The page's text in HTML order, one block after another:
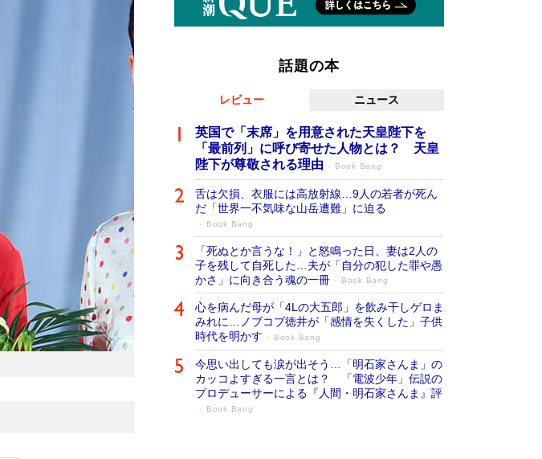
話題の本
レビュー ニュース
英国で「末席」を用意された天皇陛下を
「最前列」に呼び寄せた人物とは？ 天皇
陛下が尊敬される理由
Book Bang
舌は欠損、衣服には高放射線…9人の若者が死ん
だ「世界一不気味な山岳遭難」に迫る
Book Bang
「死ぬとか言うな！」と怒鳴った日、妻は2人の
子を残して自死した…夫が「自分の犯した罪や愚
かさ」に向き合う魂の一冊
Book Bang
心を病んだ母が「4Lの大五郎」を飲み干しゲロま
みれに…ノブコブ徳井が「感情を失くした」子供
時代を明かす
Book Bang
今思い出しても涙が出そう…「明石家さんま」の
カッコよすぎる一言とは？ 「電波少年」伝説の
プロデューサーによる『人間・明石家さんま』評
Book Bang